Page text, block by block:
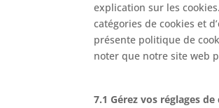
explication sur les
catégories de cookies et
présente politique de
noter que notre site web
7.1 Gérez vos réglages